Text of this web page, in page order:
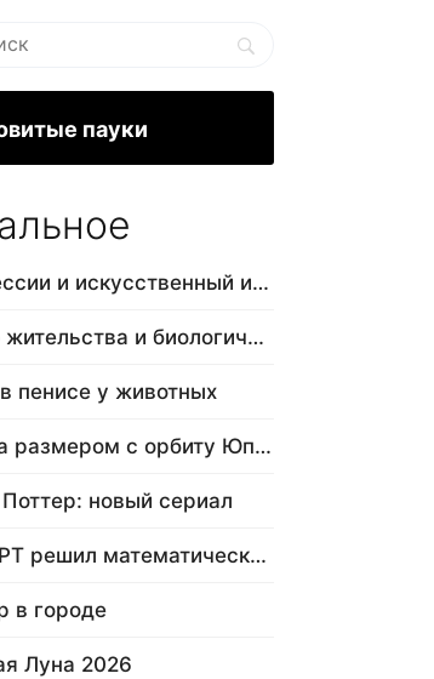
пауки
Профессии и искусственный интеллект
Место жительства и биологический в…
пенисе у животных
Звезда размером с орбиту Юпитера
новый сериал
ChatGPT решил математическую задачу
в городе
Луна 2026